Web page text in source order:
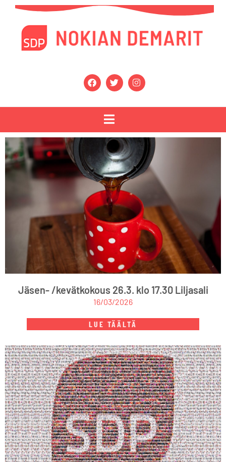
Jäsen- /kevätkokous 26.3. klo 17.30 Liljasali
16/03/2026
LUE TÄÄLTÄ